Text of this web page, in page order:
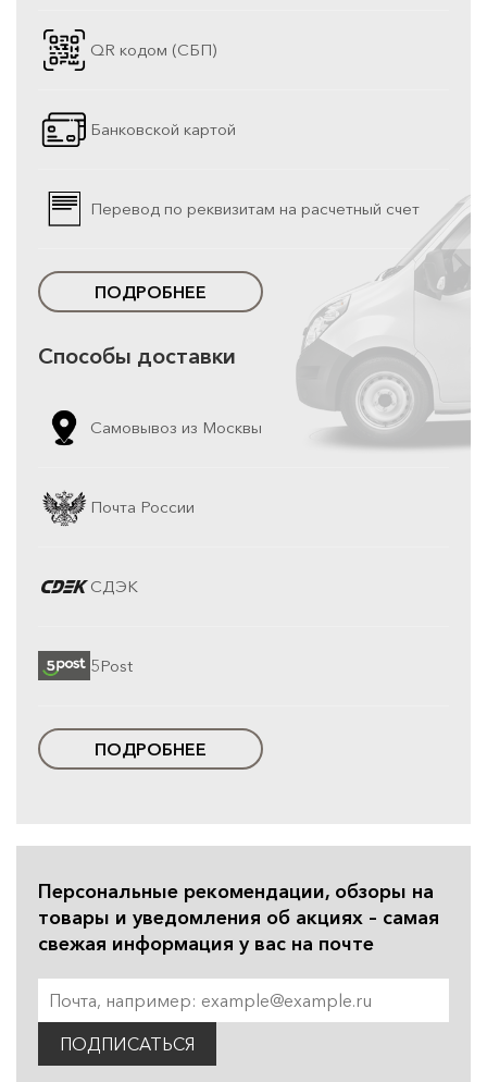
QR кодом (СБП)
Банковской картой
Перевод по реквизитам на расчетный счет
ПОДРОБНЕЕ
Способы доставки
Самовывоз из Москвы
Почта России
СДЭК
5Post
ПОДРОБНЕЕ
Персональные рекомендации, обзоры на
товары и уведомления об акциях – самая
свежая информация у вас на почте
ПОДПИСАТЬСЯ